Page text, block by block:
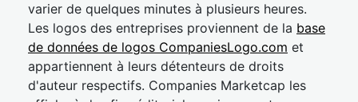
varier de quelques minutes à plusieurs heures.
Les logos des entreprises proviennent de la base
de données de logos CompaniesLogo.com et
appartiennent à leurs détenteurs de droits
d'auteur respectifs. Companies Marketcap les